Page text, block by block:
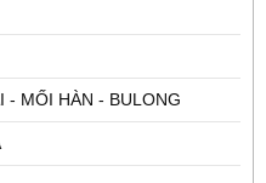
- MỐI HÀN - BULONG